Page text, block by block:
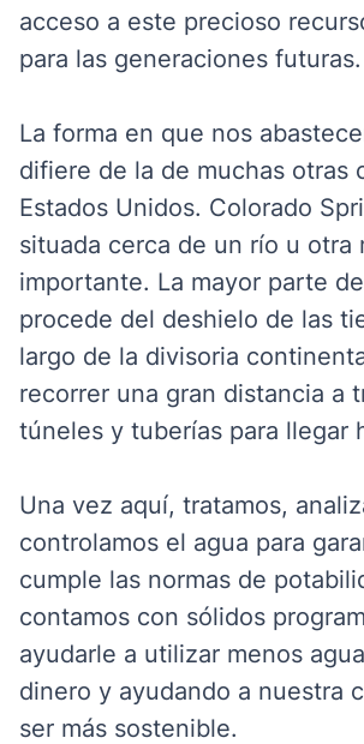
acceso a este precioso
para las generaciones futuras.
La forma en que nos
difiere de la de muchas otras
Estados Unidos. Colorado
situada cerca de un río u otra
importante. La mayor parte
procede del deshielo de las
largo de la divisoria
recorrer una gran distancia a
túneles y tuberías para llegar
Una vez aquí, tratamos,
controlamos el agua para
cumple las normas de
contamos con sólidos
ayudarle a utilizar menos
dinero y ayudando a nuestra
ser más sostenible.